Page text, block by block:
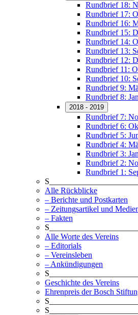
Rundbrief 18:
Rundbrief 17:
Rundbrief 16:
Rundbrief 15:
Rundbrief 14:
Rundbrief 13:
Rundbrief 12:
Rundbrief 11:
Rundbrief 10:
Rundbrief 9:
Rundbrief 8:
2018 - 2019
Rundbrief 7:
Rundbrief 6:
Rundbrief 5:
Rundbrief 4:
Rundbrief 3:
Rundbrief 2:
Rundbrief 1:
Alle Rückblicke
– Berichte und Postkarten
– Zeitungsartikel und
– Fakten
Alle Worte des Vereins
– Editorials
– Vereinsleben
– Ankündigungen
Geschichte des Vereins
Ehrenpreis der Bosch